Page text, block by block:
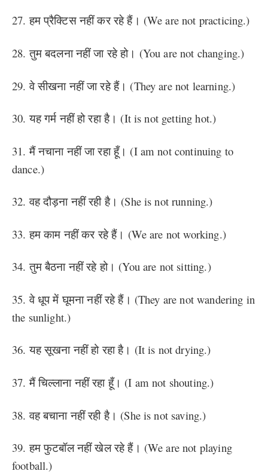
27. हम प्रैक्टिस नहीं कर रहे हैं। (We are not practicing.)
28. तुम बदलना नहीं जा रहे हो। (You are not changing.)
29. वे सीखना नहीं जा रहे हैं। (They are not learning.)
30. यह गर्म नहीं हो रहा है। (It is not getting hot.)
31. मैं नचाना नहीं जा रहा हूँ। (I am not continuing to
dance.)
32. वह दौड़ना नहीं रही है। (She is not running.)
33. हम काम नहीं कर रहे हैं। (We are not working.)
34. तुम बैठना नहीं रहे हो। (You are not sitting.)
35. वे धूप में घूमना नहीं रहे हैं। (They are not wandering in
the sunlight.)
36. यह सूखना नहीं हो रहा है। (It is not drying.)
37. मैं चिल्लाना नहीं रहा हूँ। (I am not shouting.)
38. वह बचाना नहीं रही है। (She is not saving.)
39. हम फुटबॉल नहीं खेल रहे हैं। (We are not playing
football.)